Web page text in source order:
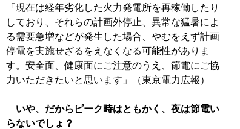
「現在は経年劣化した火力発電所を再稼働したり
しており、それらの計画外停止、異常な猛暑によ
る需要急増などが発生した場合、やむをえず計画
停電を実施せざるをえなくなる可能性がありま
す。安全面、健康面にご注意のうえ、節電にご協
力いただきたいと思います」（東京電力広報）
いや、だからピーク時はともかく、夜は節電い
らないでしょ？